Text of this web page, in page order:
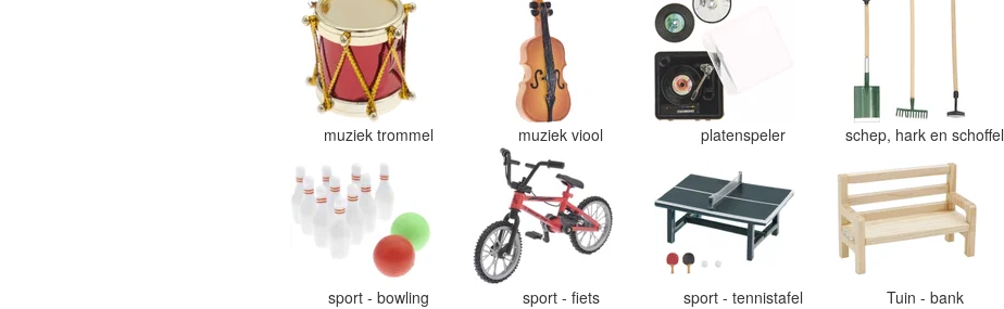
muziek trommel muziek viool platenspeler schep, hark en schoffel
sport - bowling sport - fiets sport - tennistafel Tuin - bank